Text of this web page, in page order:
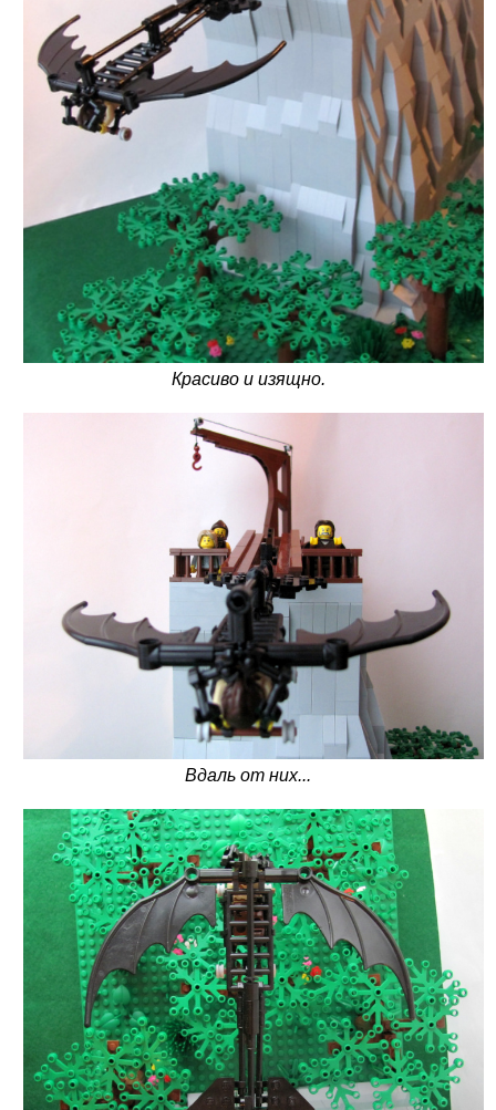
Красиво и изящно.
Вдаль от них...